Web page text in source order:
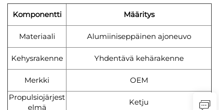
Komponentti Määritys
Materiaali Alumiiniseppäinen ajoneuvo
Kehysrakenne Yhdentävä kehärakenne
Merkki
OEM
Propulsiojärjest
elmä
Ketju